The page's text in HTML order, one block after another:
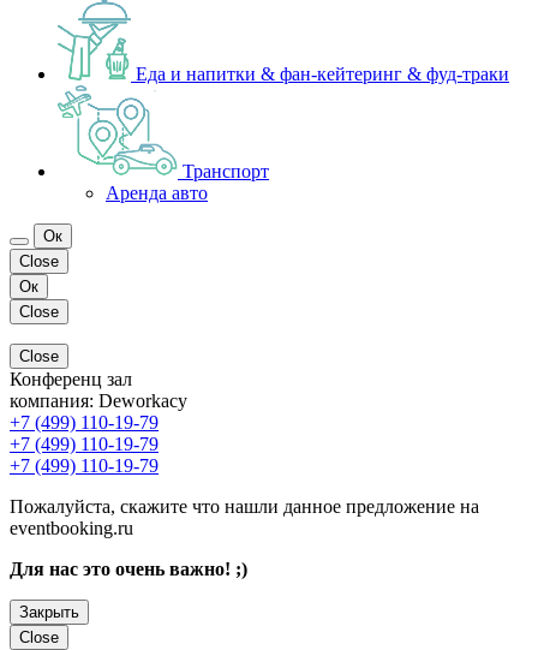
Еда и напитки & фан-кейтеринг & фуд-траки
Транспорт
Аренда авто
Ок
Close
Ок
Close
Close
Конференц зал
компания: Deworkacy
+7 (499) 110-19-79
+7 (499) 110-19-79
+7 (499) 110-19-79
Пожалуйста, скажите что нашли данное предложение на
eventbooking.ru
Для нас это очень важно! ;)
Закрыть
Close